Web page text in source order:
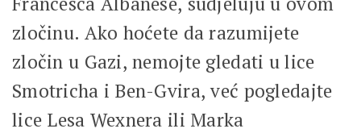
zločinu. Ako hoćete da razumijete
zločin u Gazi, nemojte gledati u lice
Smotricha i Ben-Gvira, već pogledajte
lice Lesa Wexnera ili Marka